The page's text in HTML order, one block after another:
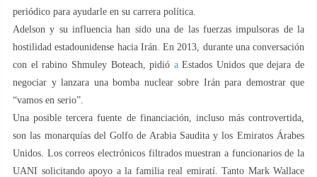
periódico para ayudarle en su carrera política.
Adelson y su influencia han sido una de las fuerzas impulsoras de la
hostilidad estadounidense hacia Irán. En 2013, durante una conversación
con el rabino Shmuley Boteach, pidió aEstados Unidos que dejara de
negociar y lanzara una bomba nuclear sobre Irán para demostrar que
“vamos en serio”.
Una posible tercera fuente de financiación, incluso más controvertida,
son las monarquías del Golfo de Arabia Saudita y los Emiratos Árabes
Unidos. Los correos electrónicos filtrados muestran a funcionarios de la
UANI solicitando apoyo a la familia real emiratí. Tanto Mark Wallace